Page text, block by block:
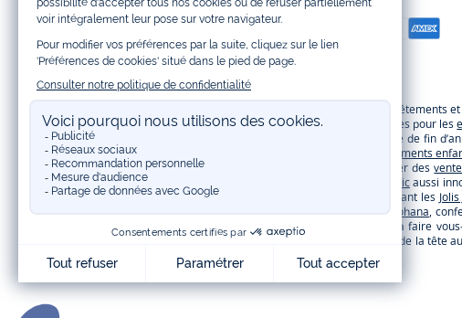
Jacadi Paris vous propose sur sa boutique en ligne une grande variété de vêtements et
shirt, pull et short pour lesbébéset de pantalons, chaussettes et accessoires pour les
à vos articles pour enfants. Profitez aussi de nos collections spéciales fête de fin
Bénéficiez également de prix réduits avec nos collections spéciales de
vêtements
à prix tout ronds. Adhérez au programme de Fidélité Jacadi afin de profiter des
originaux et ludiques avec des détails réfléchissants, la collection
Sport Chicaussi
une collection demanteaux bébé et enfant . Pendant les
Tohana,
d’apprendre le métier de couturière. Découvrez aussiles patrons Jacadi à faire
déclinée en marine, gris, bleu ciel, beige et blanc pour habiller les enfants de la tête
Retrouvez les réponses à vos questions dans les
FAQ Call & Collect